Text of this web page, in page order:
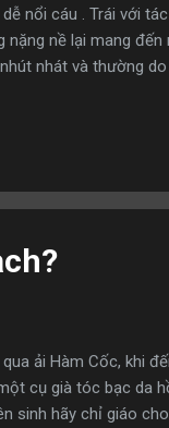
nổi cáu . Trái với
nề lại mang
nhát và thường
trẻ cảm thấy mọi
ải Hàm Cốc, khi
cụ già tóc bạc da
sinh hãy chỉ giáo